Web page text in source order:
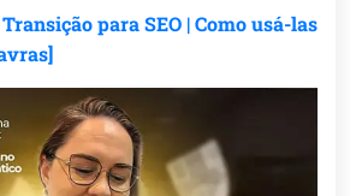
para SEO | Como usá-las